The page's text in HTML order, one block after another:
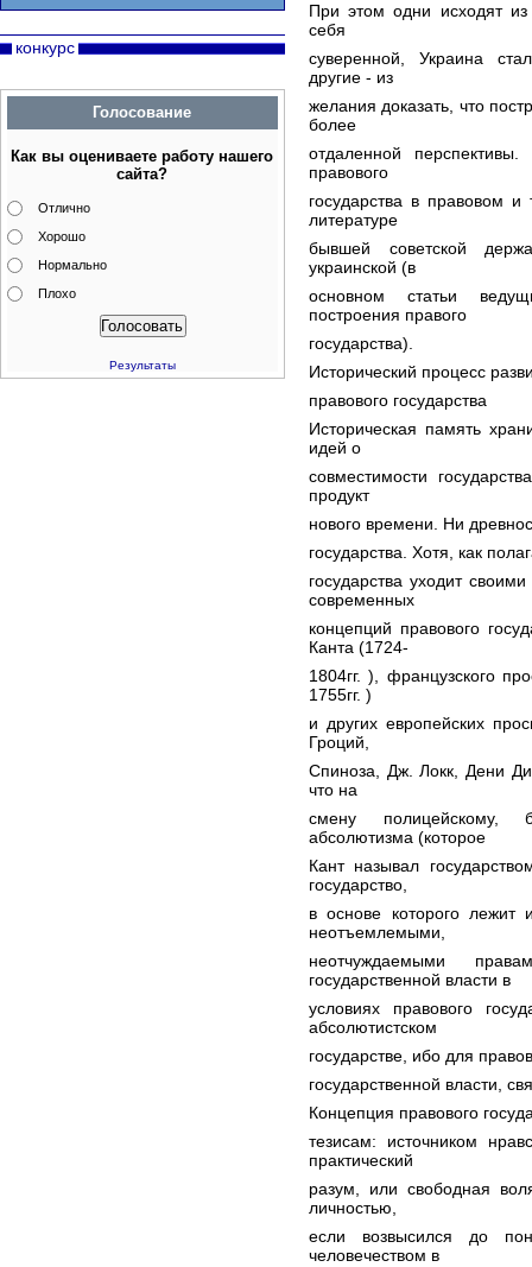
При этом одни исходят из
себя
суверенной, Украина
другие - из
желания доказать, что
более
отдаленной
правового
государства в правовом и
литературе
бывшей советской
украинской (в
основном статьи
построения правого
государства).
Исторический процесс
правового государства
Историческая память
идей о
совместимости
продукт
нового времени. Ни
государства. Хотя, как
государства уходит
современных
концепций правового
Канта (1724-
1804гг. ), французского
1755гг. )
и других европейских
Гроций,
Спиноза, Дж. Локк, Дени
что на
смену полицейскому,
абсолютизма (которое
Кант называл
государство,
в основе которого лежит
неотъемлемыми,
неотчуждаемыми
государственной власти в
условиях правового
абсолютистском
государстве, ибо для
государственной власти,
Концепция правового
тезисам: источником
практический
разум, или свободная
личностью,
если возвысился до
человечеством в
конкурс
Голосование
Как вы оцениваете работу нашего
сайта?
Отлично
Хорошо
Нормально
Плохо
Результаты